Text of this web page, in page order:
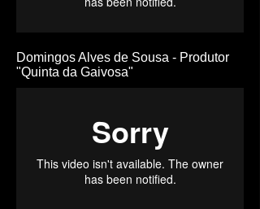
Domingos Alves de Sousa - Produtor
"Quinta da Gaivosa"